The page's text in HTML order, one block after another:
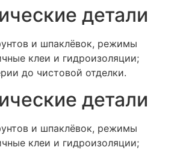
детали
и шпаклёвок, режимы
клеи и гидроизоляции;
до чистовой отделки.
детали
и шпаклёвок, режимы
клеи и гидроизоляции;